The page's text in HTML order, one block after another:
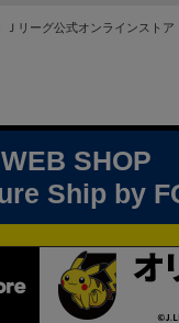
Ｊリーグ公式オンラインストア
SHOP
Ship by